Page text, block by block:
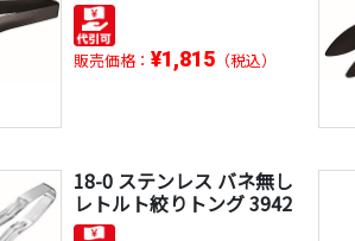
販売価格：¥1,815 （税込）
18-0 ステンレス バネ無し
レトルト絞りトング 3942